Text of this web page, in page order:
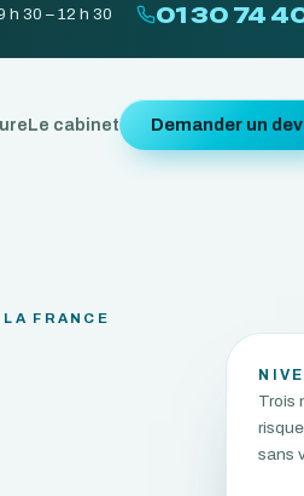
h 30 – 12 h 30 01 30 74
Le cabinet Demander un
FRANCE
Trois
sans